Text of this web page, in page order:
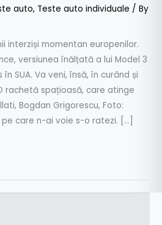
auto, Teste auto individuale / By
interziși momentan europenilor.
versiunea înălțată a lui Model 3
SUA. Va veni, însă, în curând și
rachetă spațioasă, care atinge
Bogdan Grigorescu, Foto:
care n-ai voie s-o ratezi. […]